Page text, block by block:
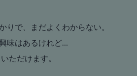
りで、まだよくわからない。
味はあるけれど…
ただけます。